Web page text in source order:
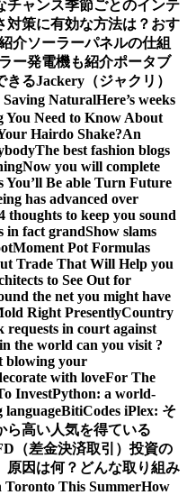
チャンス季節ごとのインテ
対策に有効な方法は？おす
介ソーラーパネルの仕組
ー発電機も紹介ポータブ
るJackery（ジャクリ）
NaturalHere’s weeks
You Need to Know About
Hairdo Shake?An
The best fashion blogs
Now you will complete
You’ll Be able Turn Future
has advanced over
thoughts to keep you sound
in fact grandShow slams
Moment Pot Formulas
Trade That Will Help you
to See Out for
the net you might have
Right PresentlyCountry
requests in court against
the world can you visit ?
blowing your
with loveFor The
InvestPython: a world-
languageBitiCodes iPlex: そ
ら高い人気を得ている
（差金決済取引）投資の
因は何？どんな取り組み
Toronto This SummerHow